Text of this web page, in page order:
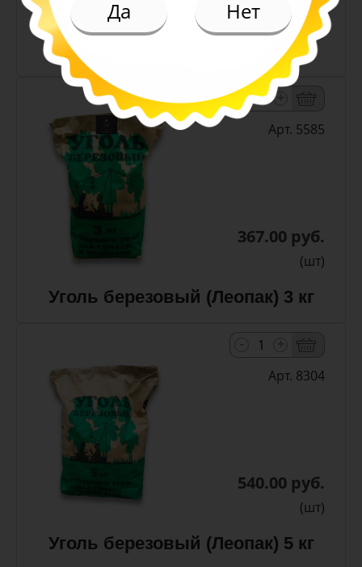
(шт)
+
Арт. 5585
367.00 руб.
(шт)
Уголь березовый (Леопак) 3 кг
Арт. 8304
540.00 руб.
(шт)
Уголь березовый (Леопак) 5 кг
Да Нет